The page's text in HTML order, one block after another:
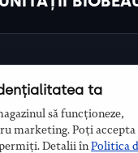
ta
să funcționeze,
marketing. Poți accepta
Detalii înPolitica